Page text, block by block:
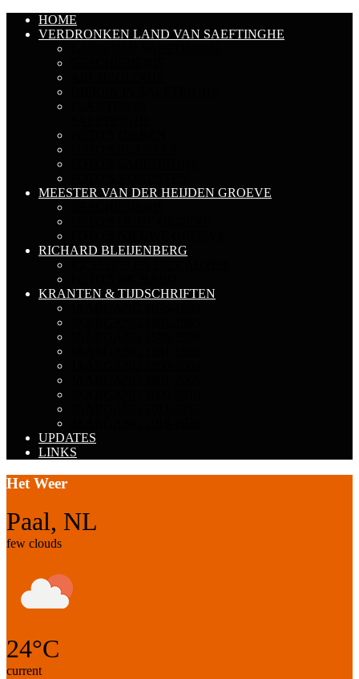
HOME
VERDRONKEN LAND VAN SAEFTINGHE
MEESTER VAN DER HEIJDEN GROEVE
RICHARD BLEIJENBERG
KRANTEN & TIJDSCHRIFTEN
UPDATES
LINKS
Het Weer
Paal, NL
few clouds
24°C
current